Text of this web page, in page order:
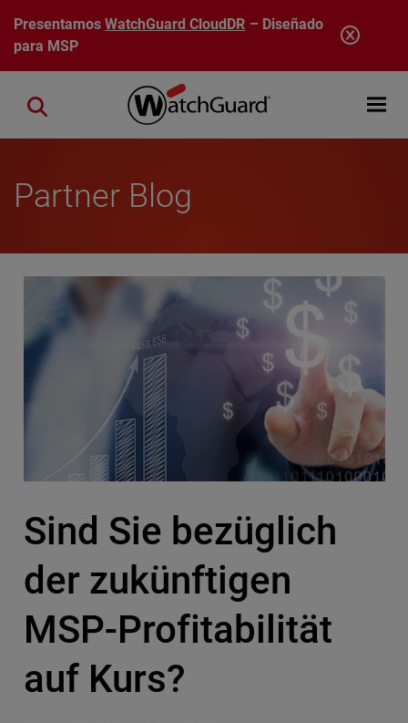
Pasar al contenido principal
PresentamosWatchGuard CloudDR – Diseñado
para MSP
Open
Close search
Partner Blog
Sind Sie bezüglich
der zukünftigen
MSP-Profitabilität
auf Kurs?